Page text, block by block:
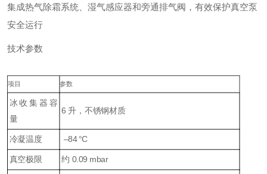
集成热气除霜系统、湿气感应器和旁通排气阀，有效保护真空泵
安全运行
技术参数
项目 参数
冰收集器容
量
6 升，不锈钢材质
冷凝温度 –84 °C
真空极限 约 0.09 mbar